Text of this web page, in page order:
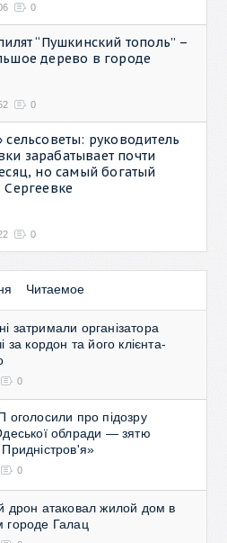
0
“Пушкинский тополь” –
дерево в городе
0
сельсоветы: руководитель
зарабатывает почти
но самый богатый
0
Читаемое
затримали організатора
за кордон та його клієнта-
0
оголосили про підозру
облради — зятю
0
дрон атаковал жилой дом в
городе Галац